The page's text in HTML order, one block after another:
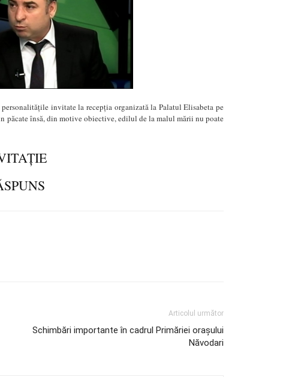
invitate la recepţia organizată la Palatul Elisabeta pe
păcate însă, din motive obiective, edilul de la malul mării nu poate
Articolul următor
Schimbări importante în cadrul Primăriei orașului
Năvodari